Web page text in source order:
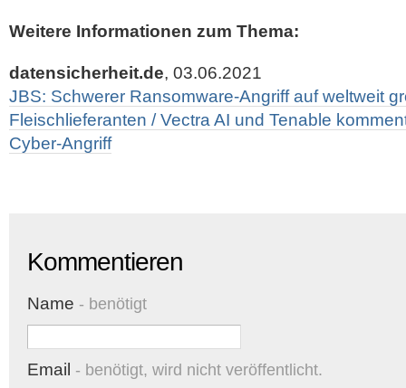
Weitere Informationen zum Thema:
datensicherheit.de, 03.06.2021
JBS: Schwerer Ransomware-Angriff auf weltweit
Fleischlieferanten / Vectra AI und Tenable
Cyber-Angriff
Kommentieren
Name - benötigt
Email - benötigt, wird nicht veröffentlicht.